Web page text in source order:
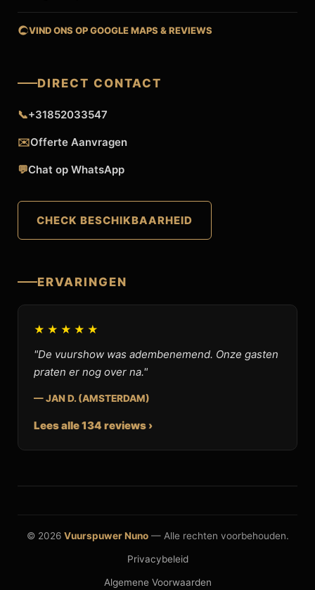
VIND ONS OP GOOGLE MAPS & REVIEWS
DIRECT CONTACT
📞+31852033547
✉️Offerte Aanvragen
💬Chat op WhatsApp
CHECK BESCHIKBAARHEID
ERVARINGEN
★★★★★
"De vuurshow was adembenemend. Onze gasten
praten er nog over na."
— JAN D. (AMSTERDAM)
Lees alle 134 reviews ›
© 2026 Vuurspuwer Nuno— Alle rechten voorbehouden.
Privacybeleid
Algemene Voorwaarden